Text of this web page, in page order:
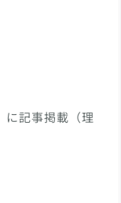
に記事掲載（理